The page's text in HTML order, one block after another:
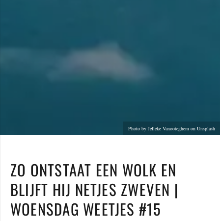
Photo by Jelleke Vanooteghem on Unsplash
ZO ONTSTAAT EEN WOLK EN
BLIJFT HIJ NETJES ZWEVEN |
WOENSDAG WEETJES #15